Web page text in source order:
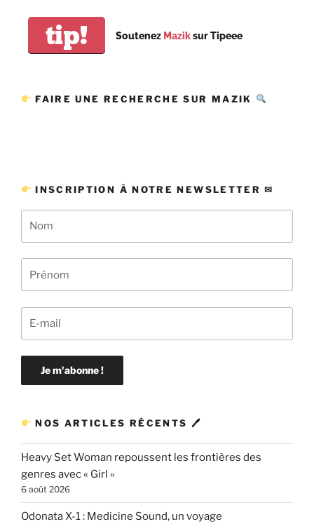
tip! Soutenez Maziksur Tipeee
FAIRE UNE RECHERCHE SUR MAZIK
INSCRIPTION À NOTRE NEWSLETTER ✉
NOS ARTICLES RÉCENTS 🖊
Heavy Set Woman repoussent les frontières des
genres avec « Girl »
6 août 2026
Odonata X-1 : Medicine Sound, un voyage